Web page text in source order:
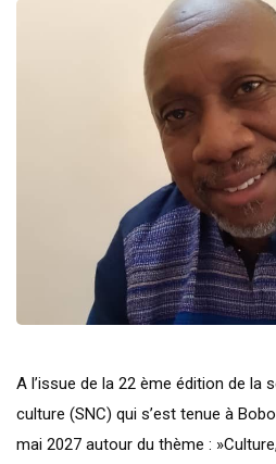
A l’issue de la 22 ème édition de la
culture (SNC) qui s’est tenue à
mai 2027 autour du thème :